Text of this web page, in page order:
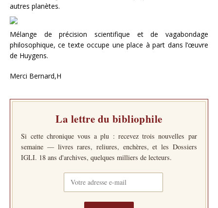
autres planètes.
Mélange de précision scientifique et de vagabondage
philosophique, ce texte occupe une place à part dans l’œuvre
de Huygens.
Merci Bernard,H
La lettre du bibliophile
Si cette chronique vous a plu : recevez trois nouvelles par
semaine — livres rares, reliures, enchères, et les Dossiers
IGLI. 18 ans d'archives, quelques milliers de lecteurs.